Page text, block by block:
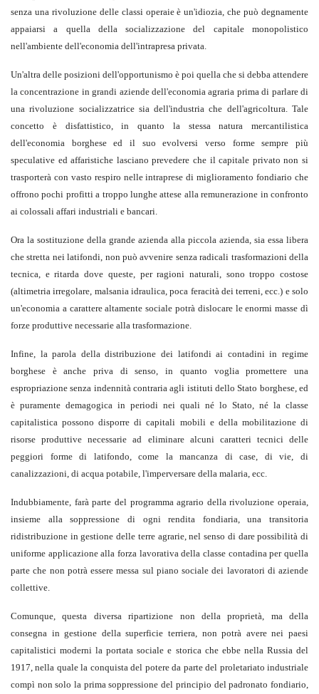
senza una rivoluzione delle classi operaie è un'idiozia, che può degnamente
appaiarsi a quella della socializzazione del capitale monopolistico
nell'ambiente dell'economia dell'intrapresa privata.
Un'altra delle posizioni dell'opportunismo è poi quella che si debba attendere
la concentrazione in grandi aziende dell'economia agraria prima di parlare di
una rivoluzione socializzatrice sia dell'industria che dell'agricoltura. Tale
concetto è disfattistico, in quanto la stessa natura mercantilistica
dell'economia borghese ed il suo evolversi verso forme sempre più
speculative ed affaristiche lasciano prevedere che il capitale privato non si
trasporterà con vasto respiro nelle intraprese di miglioramento fondiario che
offrono pochi profitti a troppo lunghe attese alla remunerazione in confronto
ai colossali affari industriali e bancari.
Ora la sostituzione della grande azienda alla piccola azienda, sia essa libera
che stretta nei latifondi, non può avvenire senza radicali trasformazioni della
tecnica, e ritarda dove queste, per ragioni naturali, sono troppo costose
(altimetria irregolare, malsania idraulica, poca feracità dei terreni, ecc.) e solo
un'economia a carattere altamente sociale potrà dislocare le enormi masse dì
forze produttive necessarie alla trasformazione.
Infine, la parola della distribuzione dei latifondi ai contadini in regime
borghese è anche priva di senso, in quanto voglia promettere una
espropriazione senza indennità contraria agli istituti dello Stato borghese, ed
è puramente demagogica in periodi nei quali né lo Stato, né la classe
capitalistica possono disporre di capitali mobili e della mobilitazione di
risorse produttive necessarie ad eliminare alcuni caratteri tecnici delle
peggiori forme di latifondo, come la mancanza di case, di vie, di
canalizzazioni, di acqua potabile, l'imperversare della malaria, ecc.
Indubbiamente, farà parte del programma agrario della rivoluzione operaia,
insieme alla soppressione di ogni rendita fondiaria, una transitoria
ridistribuzione in gestione delle terre agrarie, nel senso di dare possibilità di
uniforme applicazione alla forza lavorativa della classe contadina per quella
parte che non potrà essere messa sul piano sociale dei lavoratori di aziende
collettive.
Comunque, questa diversa ripartizione non della proprietà, ma della
consegna in gestione della superficie terriera, non potrà avere nei paesi
capitalistici moderni la portata sociale e storica che ebbe nella Russia del
1917, nella quale la conquista del potere da parte del proletariato industriale
compì non solo la prima soppressione del principio del padronato fondiario,